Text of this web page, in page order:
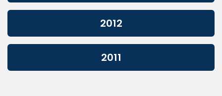
2012
2011